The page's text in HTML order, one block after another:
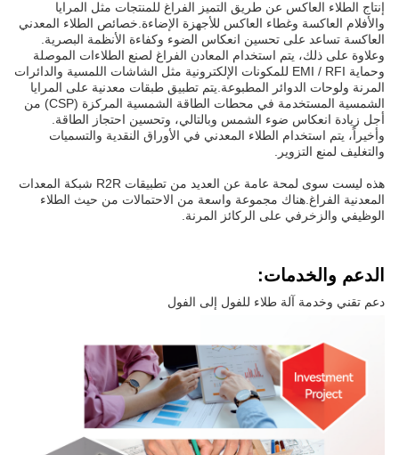
إنتاج الطلاء العاكس عن طريق التميز الفراغ للمنتجات مثل المرايا
والأفلام العاكسة وغطاء العاكس للأجهزة الإضاءة.خصائص الطلاء المعدني
العاكسة تساعد على تحسين انعكاس الضوء وكفاءة الأنظمة البصرية.
وعلاوة على ذلك، يتم استخدام المعادن الفراغ لصنع الطلاءات الموصلة
وحماية EMI / RFI للمكونات الإلكترونية مثل الشاشات اللمسية والدائرات
المرنة ولوحات الدوائر المطبوعة.يتم تطبيق طبقات معدنية على المرايا
الشمسية المستخدمة في محطات الطاقة الشمسية المركزة (CSP) من
أجل زيادة انعكاس ضوء الشمس وبالتالي، وتحسين احتجاز الطاقة.
وأخيراً، يتم استخدام الطلاء المعدني في الأوراق النقدية والتسميات
والتغليف لمنع التزوير.
هذه ليست سوى لمحة عامة عن العديد من تطبيقات R2R شبكة المعدات
المعدنية الفراغ.هناك مجموعة واسعة من الاحتمالات من حيث الطلاء
الوظيفي والزخرفي على الركائز المرنة.
الدعم والخدمات:
دعم تقني وخدمة آلة طلاء للفول إلى الفول